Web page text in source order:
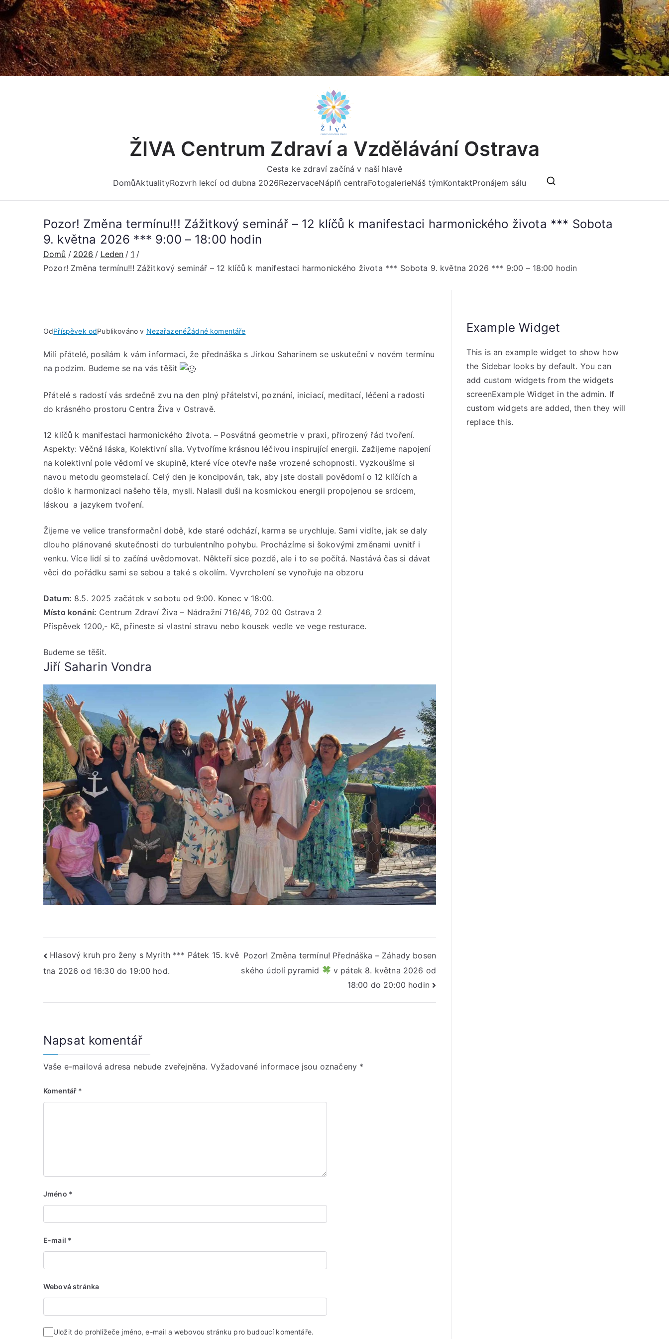
Přeskočit
na
obsah
ŽIVA Centrum Zdraví a Vzdělávání Ostrava
Cesta ke zdraví začíná v naší hlavě
DomůAktualityRozvrh lekcí od dubna 2026RezervaceNáplň centraFotogalerieNáš týmKontaktPronájem sálu
Pozor! Změna termínu!!! Zážitkový seminář – 12 klíčů k manifestaci harmonického života *** Sobota
9. května 2026 *** 9:00 – 18:00 hodin
Domů 2026 Leden
1
Pozor! Změna termínu!!! Zážitkový seminář – 12 klíčů k manifestaci harmonického života *** Sobota 9. května 2026 *** 9:00 – 18:00 hodin
OdPříspěvek odPublikováno v NezařazenéŽádné komentářeu
Změna
seminář
klíčů
manifestaci
harmonického
života
***
května
2026
Milí přátelé, posílám k vám informaci, že přednáška s Jirkou Saharinem se uskuteční v novém termínu
na podzim. Budeme se na vás těšit
Přátelé s radostí vás srdečně zvu na den plný přátelství, poznání, iniciací, meditací, léčení a radosti
do krásného prostoru Centra Živa v Ostravě.
12 klíčů k manifestaci harmonického života. – Posvátná geometrie v praxi, přirozený řád tvoření.
Aspekty: Věčná láska, Kolektivní síla. Vytvoříme krásnou léčivou inspirující energii. Zažijeme napojení
na kolektivní pole vědomí ve skupině, které více otevře naše vrozené schopnosti. Vyzkoušíme si
navou metodu geomstelací. Celý den je koncipován, tak, aby jste dostali povědomí o 12 klíčích a
došlo k harmonizaci našeho těla, mysli. Nalasil duši na kosmickou energii propojenou se srdcem,
láskou a jazykem tvoření.
Žijeme ve velice transformační době, kde staré odchází, karma se urychluje. Sami vidíte, jak se daly
dlouho plánované skutečnosti do turbulentního pohybu. Procházíme si šokovými změnami uvnitř i
venku. Více lidí si to začíná uvědomovat. Někteří sice pozdě, ale i to se počítá. Nastává čas si dávat
věci do pořádku sami se sebou a také s okolím. Vyvrcholení se vynořuje na obzoru
Datum: 8.5. 2025 začátek v sobotu od 9:00. Konec v 18:00.
Místo konání: Centrum Zdraví Živa – Nádražní 716/46, 702 00 Ostrava 2
Příspěvek 1200,- Kč, přineste si vlastní stravu nebo kousek vedle ve vege resturace.
Budeme se těšit.
Jiří Saharin Vondra
Navigace
pro
příspěvek
Hlasový kruh pro ženy s Myrith *** Pátek 15. kvě
tna 2026 od 16:30 do 19:00 hod.
Pozor! Změna termínu! Přednáška – Záhady bosen
ského údolí pyramid
v pátek 8. května 2026 od
18:00 do 20:00 hodin
Napsat komentář
Vaše e-mailová adresa nebude zveřejněna. Vyžadované informace jsou označeny *
Komentář *
Jméno *
E-mail *
Webová stránka
Uložit do prohlížeče jméno, e-mail a webovou stránku pro budoucí komentáře.
Example Widget
This is an example widget to show how
the Sidebar looks by default. You can
add custom widgets from the widgets
screenExample Widget in the admin. If
custom widgets are added, then they will
replace this.